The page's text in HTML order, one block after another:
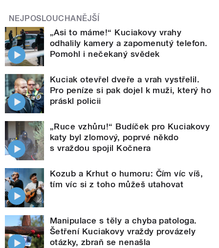
NEJPOSLOUCHANĚJŠÍ
„Asi to máme!“ Kuciakovy vrahy
odhalily kamery a zapomenutý telefon.
Pomohl i nečekaný svědek
Kuciak otevřel dveře a vrah vystřelil.
Pro peníze si pak dojel k muži, který ho
práskl policii
„Ruce vzhůru!“ Budíček pro Kuciakovy
katy byl zlomový, poprvé někdo
s vraždou spojil Kočnera
Kozub a Krhut o humoru: Čím víc víš,
tím víc si z toho můžeš utahovat
Manipulace s těly a chyba patologa.
Šetření Kuciakovy vraždy provázely
otázky, zbraň se nenašla